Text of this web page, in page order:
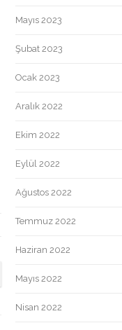
Mayıs 2023
Şubat 2023
Ocak 2023
Aralık 2022
Ekim 2022
Eylül 2022
Ağustos 2022
Temmuz 2022
Haziran 2022
Mayıs 2022
Nisan 2022